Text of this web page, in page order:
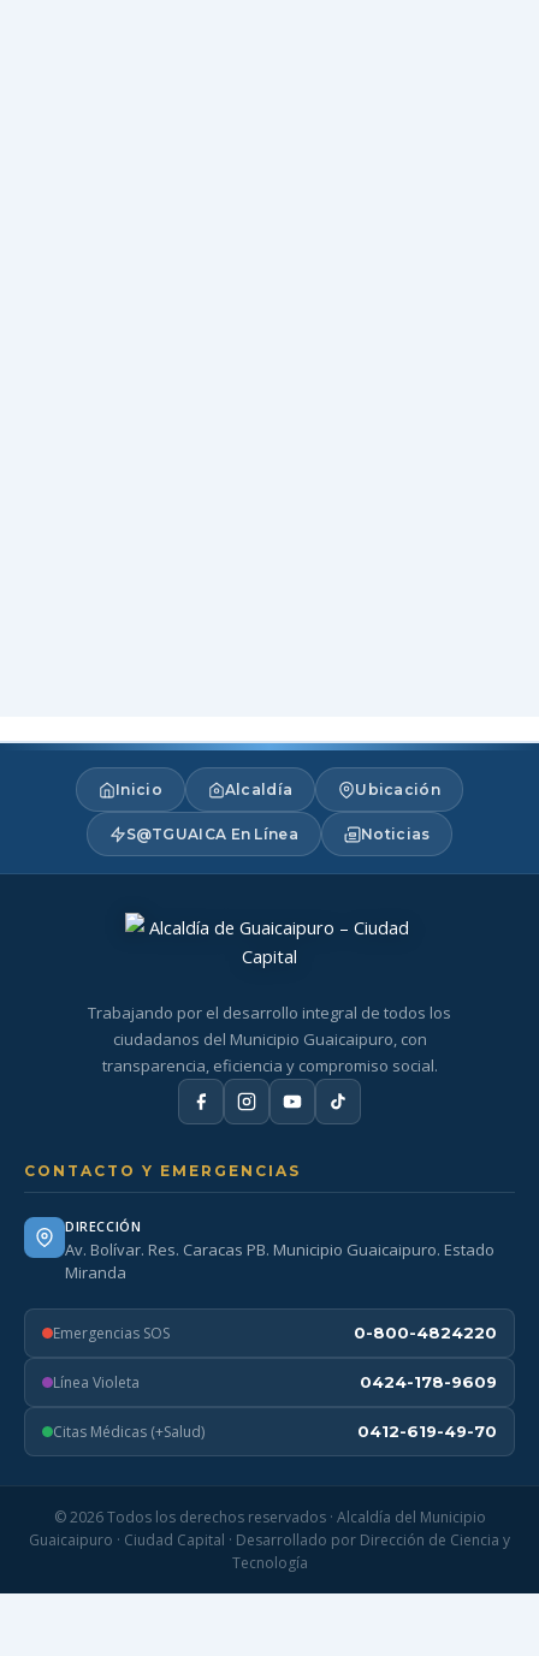
Inicio Alcaldía Ubicación
S@TGUAICA En Línea Noticias
Trabajando por el desarrollo integral de todos los
ciudadanos del Municipio Guaicaipuro, con
transparencia, eficiencia y compromiso social.
CONTACTO Y EMERGENCIAS
DIRECCIÓN
Av. Bolívar. Res. Caracas PB. Municipio Guaicaipuro. Estado
Miranda
Emergencias SOS 0-800-4824220
Línea Violeta 0424-178-9609
Citas Médicas (+Salud) 0412-619-49-70
© 2026 Todos los derechos reservados · Alcaldía del Municipio
Guaicaipuro · Ciudad Capital · Desarrollado por Dirección de Ciencia y
Tecnología